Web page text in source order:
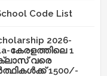
Code List
2026-
കേരളത്തിലെ 1
വരെ
1500/-